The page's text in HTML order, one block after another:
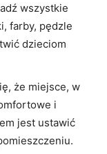
wszystkie
⁤farby, pędzle
dzieciom
że miejsce, w
i
jest ustawić